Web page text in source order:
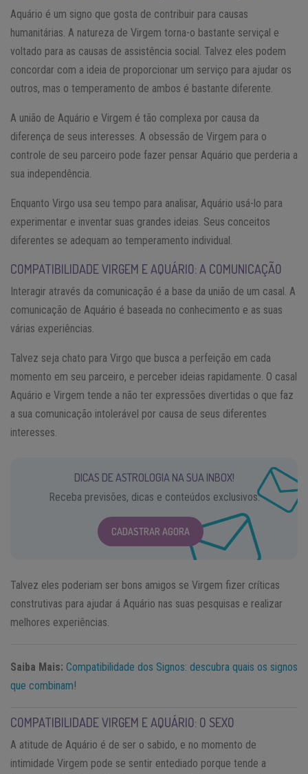
Aquário é um signo que gosta de contribuir para causas
humanitárias. A natureza de Virgem torna-o bastante serviçal e
voltado para as causas de assistência social. Talvez eles podem
concordar com a ideia de proporcionar um serviço para ajudar os
outros, mas o temperamento de ambos é bastante diferente.
A união de Aquário e Virgem é tão complexa por causa da
diferença de seus interesses. A obsessão de Virgem para o
controle de seu parceiro pode fazer pensar Aquário que perderia a
sua independência.
Enquanto Virgo usa seu tempo para analisar, Aquário usá-lo para
experimentar e inventar suas grandes ideias. Seus conceitos
diferentes se adequam ao temperamento individual.
COMPATIBILIDADE VIRGEM E AQUÁRIO: A COMUNICAÇÃO
Interagir através da comunicação é a base da união de um casal. A
comunicação de Aquário é baseada no conhecimento e as suas
várias experiências.
Talvez seja chato para Virgo que busca a perfeição em cada
momento em seu parceiro, e perceber ideias rapidamente. O casal
Aquário e Virgem tende a não ter expressões divertidas o que faz
a sua comunicação intolerável por causa de seus diferentes
interesses.
DICAS DE ASTROLOGIA NA SUA INBOX!
Receba previsões, dicas e conteúdos exclusivos.
CADASTRAR AGORA
Talvez eles poderiam ser bons amigos se Virgem fizer críticas
construtivas para ajudar á Aquário nas suas pesquisas e realizar
melhores experiências.
Saiba Mais: Compatibilidade dos Signos: descubra quais os signos
que combinam!
COMPATIBILIDADE VIRGEM E AQUÁRIO: O SEXO
A atitude de Aquário é de ser o sabido, e no momento de
intimidade Virgem pode se sentir entediado porque tende a